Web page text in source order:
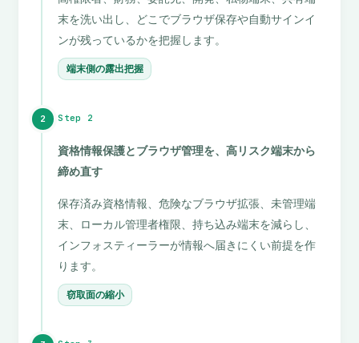
末を洗い出し、どこでブラウザ保存や自動サインイ
ンが残っているかを把握します。
端末側の露出把握
2 Step 2
資格情報保護とブラウザ管理を、高リスク端末から
締め直す
保存済み資格情報、危険なブラウザ拡張、未管理端
末、ローカル管理者権限、持ち込み端末を減らし、
インフォスティーラーが情報へ届きにくい前提を作
ります。
窃取面の縮小